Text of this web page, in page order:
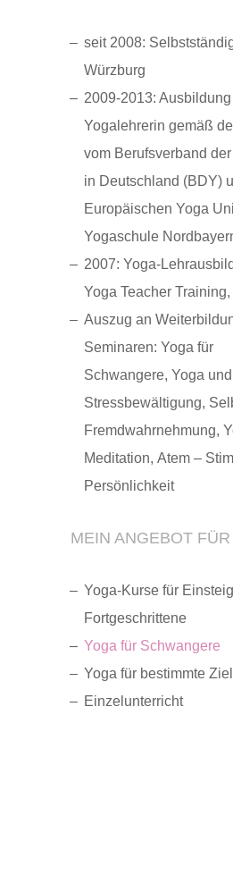
seit 2008:
Würzburg
2009-2013:
Yogalehrerin gemäß
vom Berufsverband
in Deutschland (BDY)
Europäischen Yoga
Yogaschule
2007: Yoga-
Yoga Teacher
Auszug an
Seminaren: Yoga für
Schwangere, Yoga und
Stressbewältigung,
Fremdwahrnehmung,
Meditation, Atem –
Persönlichkeit
MEIN ANGEBOT
Yoga-Kurse für
Fortgeschrittene
Yoga für Schwangere
Yoga für bestimmte
Einzelunterricht